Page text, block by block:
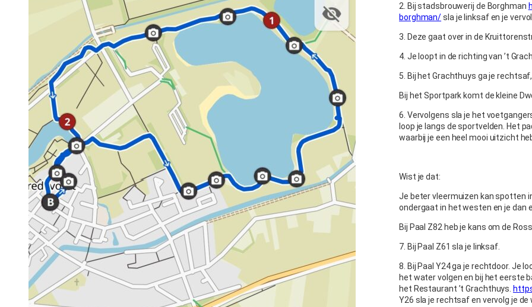
2. Bij stadsbrouwerij de Borghman
borghman/sla je linksaf en je
3. Deze gaat over in de
4. Je loopt in de richting van ’t
5. Bij het Grachthuys ga je
Bij het Sportpark komt de kleine
6. Vervolgens sla je het
loop je langs de sportvelden. Het
waarbij je een heel mooi uitzicht
Wist je dat:
Je beter vleermuizen kan spotten
ondergaat in het westen en je dan
Bij Paal Z82 heb je kans om de
7. Bij Paal Z61 sla je linksaf.
8. Bij Paal Y24 ga je rechtdoor. Je
het water volgen en bij het eerste
het Restaurant ’t Grachthuys.
Y26 sla je rechtsaf en vervolg je de